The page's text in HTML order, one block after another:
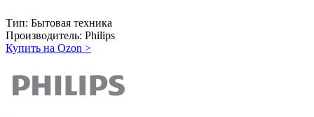
Тип: Бытовая техника
Производитель: Philips
Купить на Ozon >